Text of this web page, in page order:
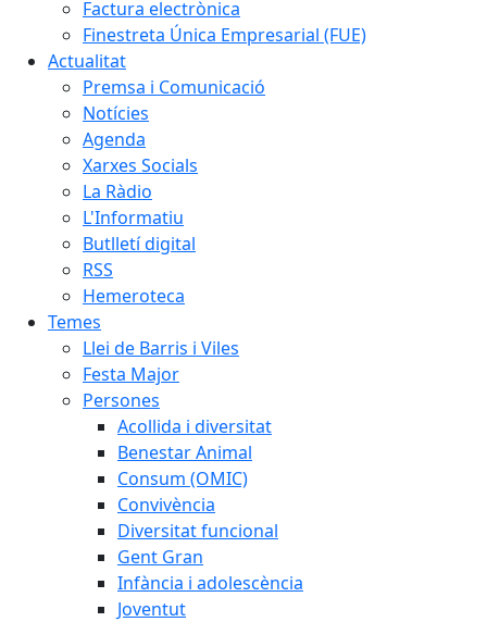
Factura electrònica
Finestreta Única Empresarial (FUE)
Actualitat
Premsa i Comunicació
Notícies
Agenda
Xarxes Socials
La Ràdio
L'Informatiu
Butlletí digital
RSS
Hemeroteca
Temes
Llei de Barris i Viles
Festa Major
Persones
Acollida i diversitat
Benestar Animal
Consum (OMIC)
Convivència
Diversitat funcional
Gent Gran
Infància i adolescència
Joventut